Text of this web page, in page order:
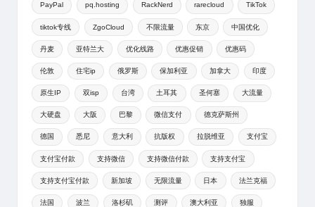
PayPal pq.hosting RackNerd rarecloud TikTok
tiktok专线 ZgoCloud 不限流量 东京 中国优化
丹麦 亚特兰大 优化线路 优惠促销 优惠码
伦敦 住宅ip 俄罗斯 保加利亚 加拿大 印度
原生IP 双isp 台湾 土耳其 圣何塞 大流量
大硬盘 大阪 巴黎 微信支付 德克萨斯州
德国 悉尼 意大利 抗版权 拉脱维亚 支付宝
支付宝付款 支持微信 支持微信付款 支持支付宝
支持支付宝付款 新加坡 无限流量 日本 法兰克福
法国 波兰 洛杉矶 测评 澳大利亚 独服